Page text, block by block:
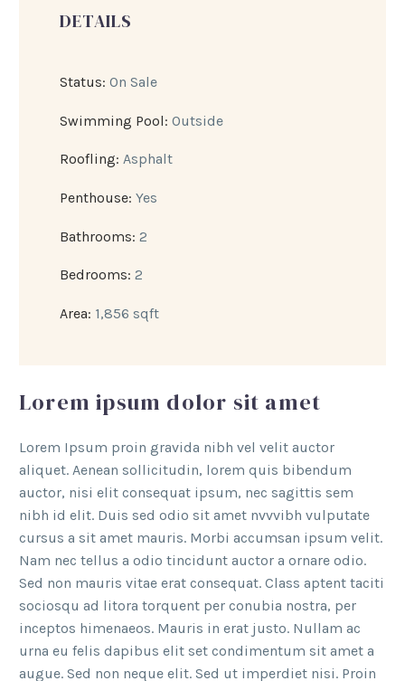
DETAILS
Status: On Sale
Swimming Pool: Outside
Roofling: Asphalt
Penthouse: Yes
Bathrooms: 2
Bedrooms: 2
Area: 1,856 sqft
Lorem ipsum dolor sit amet
Lorem Ipsum proin gravida nibh vel velit auctor
aliquet. Aenean sollicitudin, lorem quis bibendum
auctor, nisi elit consequat ipsum, nec sagittis sem
nibh id elit. Duis sed odio sit amet nvvvibh vulputate
cursus a sit amet mauris. Morbi accumsan ipsum velit.
Nam nec tellus a odio tincidunt auctor a ornare odio.
Sed non mauris vitae erat consequat. Class aptent taciti
sociosqu ad litora torquent per conubia nostra, per
inceptos himenaeos. Mauris in erat justo. Nullam ac
urna eu felis dapibus elit set condimentum sit amet a
augue. Sed non neque elit. Sed ut imperdiet nisi. Proin